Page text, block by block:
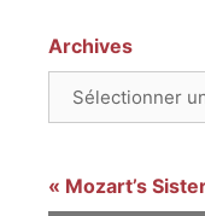
Archives
« Mozart’s